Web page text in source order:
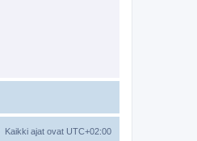
Kaikki ajat ovat UTC+02:00